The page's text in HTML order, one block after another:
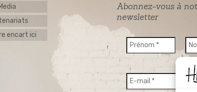
encart ici
Abonnez-vous à
newsletter